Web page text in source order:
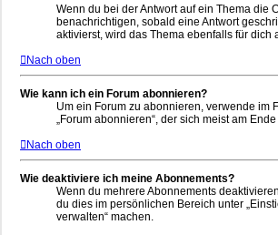
Wenn du bei der Antwort auf ein Thema die
benachrichtigen, sobald eine Antwort
aktivierst, wird das Thema ebenfalls für dich
Nach oben
Wie kann ich ein Forum abonnieren?
Um ein Forum zu abonnieren, verwende im
„Forum abonnieren“, der sich meist am
Nach oben
Wie deaktiviere ich meine Abonnements?
Wenn du mehrere Abonnements
du dies im persönlichen Bereich unter
verwalten“ machen.